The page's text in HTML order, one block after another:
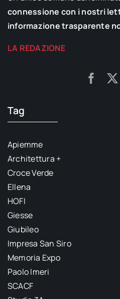
connessione con i nostri
informazione trasparente
LA REDAZIONE
Tag
Apiemme
Architettura +
Croce Verde
Ellena
HOFI
Giesse
Giubileo
Impresa San Siro
Memoria Expo
Paolo Imeri
SCACF